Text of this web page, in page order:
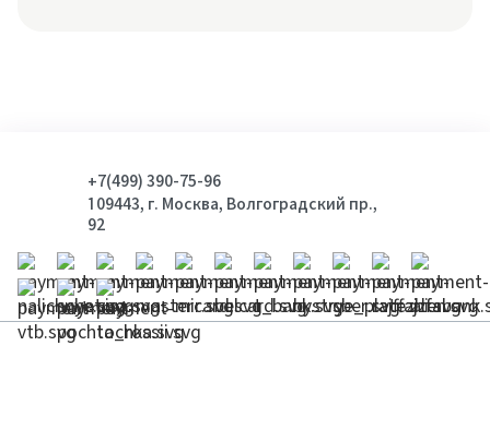
+7(499) 390-75-96
109443, г. Москва, Волгоградский пр.,
92